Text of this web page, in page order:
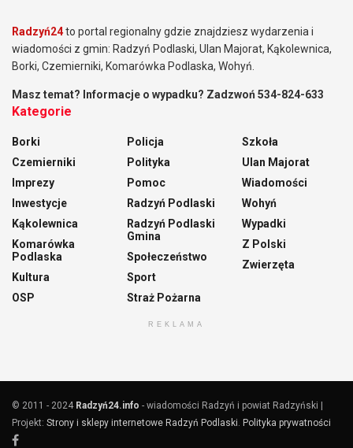
Radzyń24to portal regionalny gdzie znajdziesz wydarzenia i
wiadomości z gmin: Radzyń Podlaski, Ulan Majorat, Kąkolewnica,
Borki, Czemierniki, Komarówka Podlaska, Wohyń.
Masz temat? Informacje o wypadku? Zadzwoń 534-824-633
Kategorie
Borki
Czemierniki
Imprezy
Inwestycje
Kąkolewnica
Komarówka
Podlaska
Kultura
OSP
Policja
Polityka
Pomoc
Radzyń Podlaski
Radzyń Podlaski
Gmina
Społeczeństwo
Sport
Straż Pożarna
Szkoła
Ulan Majorat
Wiadomości
Wohyń
Wypadki
Z Polski
Zwierzęta
REKLAMA
© 2011 - 2024 Radzyń24.info - wiadomości Radzyń i powiat Radzyński |
Projekt: Strony i sklepy internetowe Radzyń Podlaski Polityka prywatności